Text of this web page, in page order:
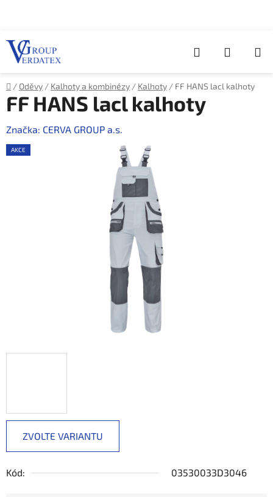
Hledat
KOŠÍK
Domů
/ Oděvy / Kalhoty a kombinézy / Kalhoty / FF HANS lacl kalhoty
ZVOLTE VARIANTU
Kód: 03530033D3046
FF HANS lacl kalhoty
Značka: CERVA GROUP a.s.
AKCE